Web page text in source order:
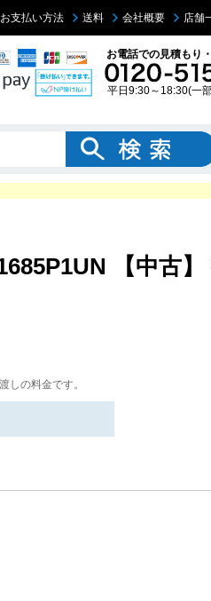
お支払い方法 送料 会社概要 店舗
お電話での見積もり
平日9:30～18:30(一
【中古】
しの料金です。